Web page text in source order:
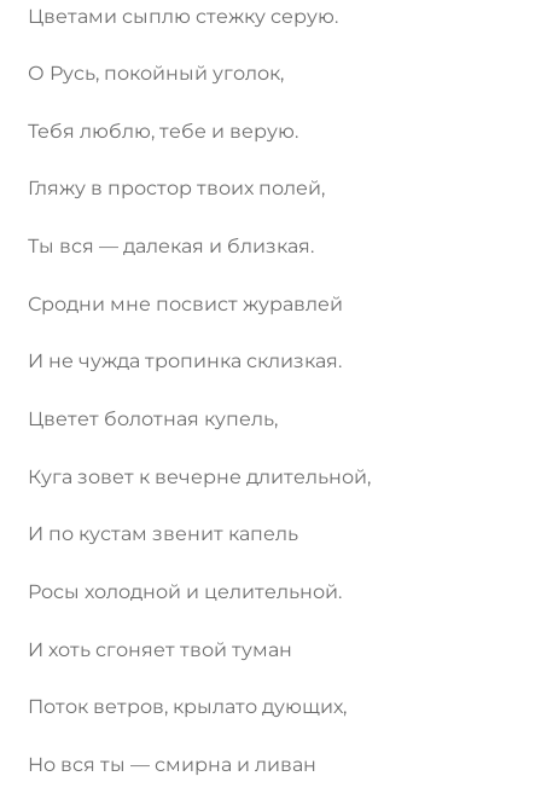
Цветами сыплю стежку серую.
О Русь, покойный уголок,
Тебя люблю, тебе и верую.
Гляжу в простор твоих полей,
Ты вся — далекая и близкая.
Сродни мне посвист журавлей
И не чужда тропинка склизкая.
Цветет болотная купель,
Куга зовет к вечерне длительной,
И по кустам звенит капель
Росы холодной и целительной.
И хоть сгоняет твой туман
Поток ветров, крылато дующих,
Но вся ты — смирна и ливан